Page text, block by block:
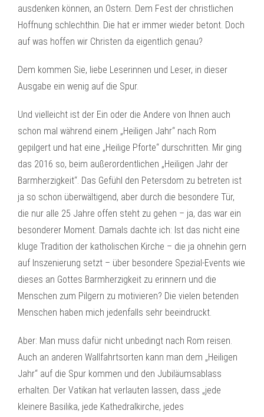
ausdenken können, an Ostern. Dem Fest der christlichen
Hoffnung schlechthin. Die hat er immer wieder betont. Doch
auf was hoffen wir Christen da eigentlich genau?
Dem kommen Sie, liebe Leserinnen und Leser, in dieser
Ausgabe ein wenig auf die Spur.
Und vielleicht ist der Ein oder die Andere von Ihnen auch
schon mal während einem „Heiligen Jahr“ nach Rom
gepilgert und hat eine „Heilige Pforte“ durschritten. Mir ging
das 2016 so, beim außerordentlichen „Heiligen Jahr der
Barmherzigkeit“. Das Gefühl den Petersdom zu betreten ist
ja so schon überwältigend, aber durch die besondere Tür,
die nur alle 25 Jahre offen steht zu gehen – ja, das war ein
besonderer Moment. Damals dachte ich: Ist das nicht eine
kluge Tradition der katholischen Kirche – die ja ohnehin gern
auf Inszenierung setzt – über besondere Spezial-Events wie
dieses an Gottes Barmherzigkeit zu erinnern und die
Menschen zum Pilgern zu motivieren? Die vielen betenden
Menschen haben mich jedenfalls sehr beeindruckt.
Aber: Man muss dafür nicht unbedingt nach Rom reisen.
Auch an anderen Wallfahrtsorten kann man dem „Heiligen
Jahr“ auf die Spur kommen und den Jubiläumsablass
erhalten. Der Vatikan hat verlauten lassen, dass „jede
kleinere Basilika, jede Kathedralkirche, jedes